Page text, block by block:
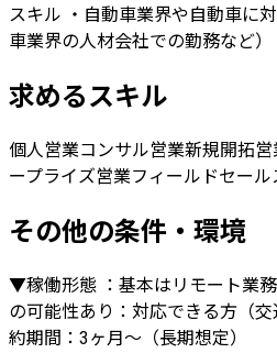
スキル ・自動車業界や自動車に
車業界の人材会社での勤務など）
求めるスキル
個人営業コンサル営業新規開拓営
ープライズ営業フィールドセール
その他の条件・環境
▼稼働形態 ：基本はリモート業
の可能性あり：対応できる方（
約期間：3ヶ月〜（長期想定）